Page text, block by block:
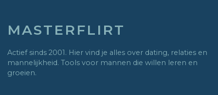
MASTERFLIRT
Actief sinds 2001. Hier vind je alles over dating, relaties en
mannelijkheid. Tools voor mannen die willen leren en
groeien.